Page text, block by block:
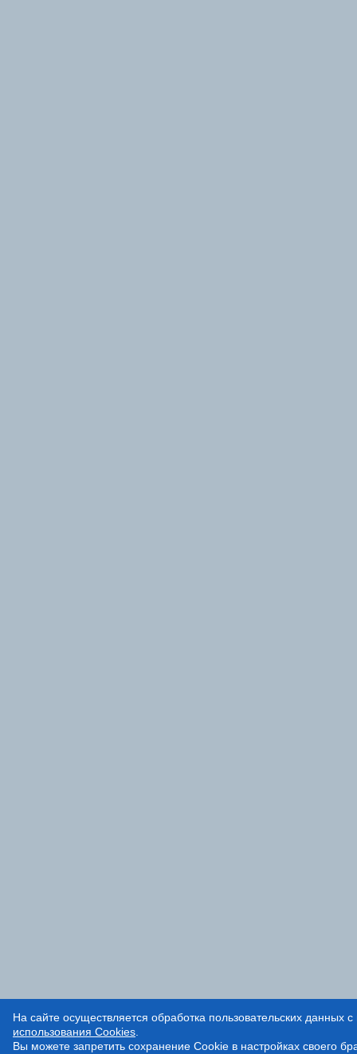
На сайте осуществляется обработка пользовательских данных
использования Cookies
Вы можете запретить сохранение Cookie в настройках своего